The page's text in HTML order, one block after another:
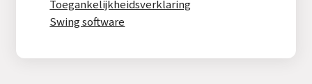
Toegankelijkheidsverklaring
Swing software